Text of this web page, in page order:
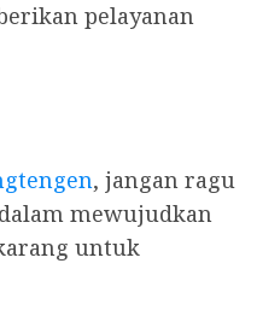
pelayanan
, jangan ragu
mewujudkan
untuk